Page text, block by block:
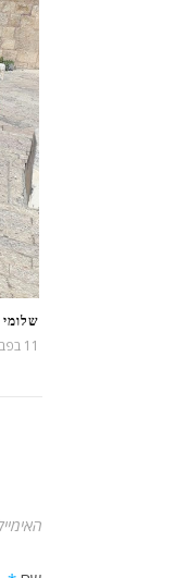
11 בפברואר 2020